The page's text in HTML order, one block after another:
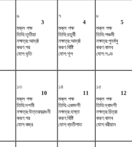
৬
3
শুক্ল পক্ষ
তিথি:তৃতীয়া
নক্ষত্র:আর্দ্রা
করণ:গর
যোগ:ধৃতি
৭
4
শুক্ল পক্ষ
তিথি:চতুর্থী
নক্ষত্র:আর্দ্রা
করণ:বিষ্টি
যোগ:শূল
৮
5
শুক্ল পক্ষ
তিথি:পঞ্চমী
নক্ষত্র:পুনর্বসু
করণ:বালব
যোগ:গণ্ড
১৩
10
শুক্ল পক্ষ
তিথি:দশমী
নক্ষত্র:উত্তরফাল্গুনী
করণ:গর
যোগ:বজ্র
১৪
11
শুক্ল পক্ষ
তিথি:একাদশী
নক্ষত্র:হস্তা
করণ:বিষ্টি
যোগ:ব্যতীপাত
১৫
12
শুক্ল পক্ষ
তিথি:দ্বাদশী
নক্ষত্র:চিত্রা
করণ:বালব
যোগ:বরীয়ান